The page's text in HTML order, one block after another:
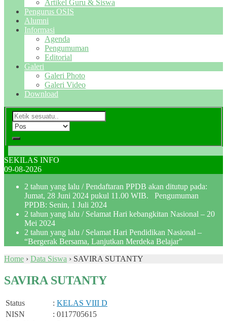
Artikel Guru & Siswa
Pengurus OSIS
Alumni
Informasi
Agenda
Pengumuman
Editorial
Galeri
Galeri Photo
Galeri Video
Download
SEKILAS INFO
09-08-2026
2 tahun yang lalu / Pendaftaran PPDB akan ditutup pada:
Jumat, 28 Juni 2024 pukul 11.00 WIB. Pengumuman
PPDB: Senin, 1 Juli 2024
2 tahun yang lalu / Selamat Hari kebangkitan Nasional – 20
Mei 2024
2 tahun yang lalu / Selamat Hari Pendidikan Nasional –
“Bergerak Bersama, Lanjutkan Merdeka Belajar”
Home › Data Siswa › SAVIRA SUTANTY
SAVIRA SUTANTY
Status : KELAS VIII D
NISN
: 0117705615